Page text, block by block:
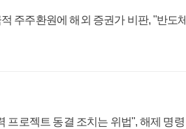
주주환원에 해외 증권가 비판, "반도체
프로젝트 동결 조치는 위법", 해제 명령